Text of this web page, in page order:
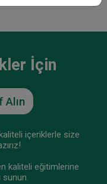
İçin
içeriklerle size
kaliteli eğitimlerine
sunun.